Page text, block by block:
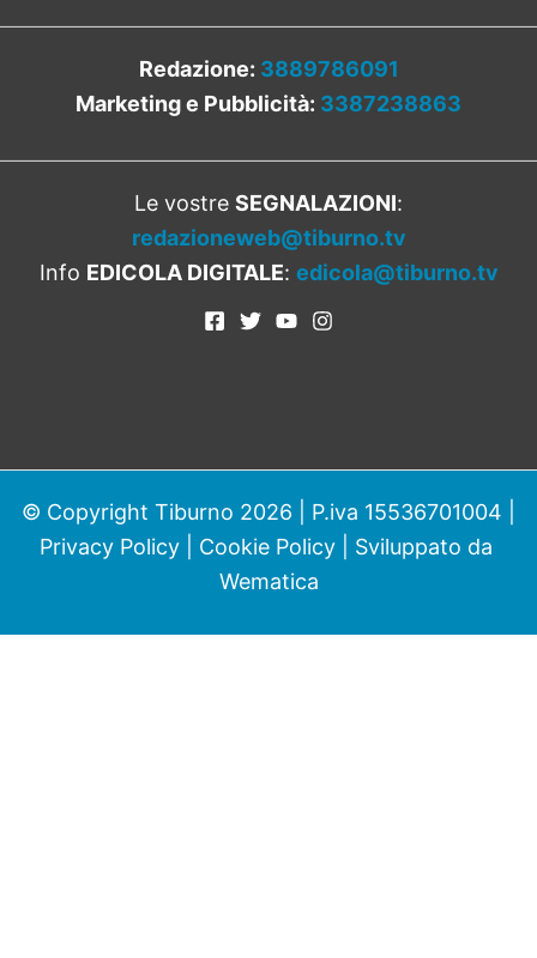
Redazione: 3889786091
Marketing e Pubblicità: 3387238863
Le vostre SEGNALAZIONI:
redazioneweb@tiburno.tv
Info EDICOLA DIGITALE: edicola@tiburno.tv
© Copyright Tiburno 2026 | P.iva 15536701004 |
Privacy Policy| Cookie Policy| Sviluppato da
Wematica